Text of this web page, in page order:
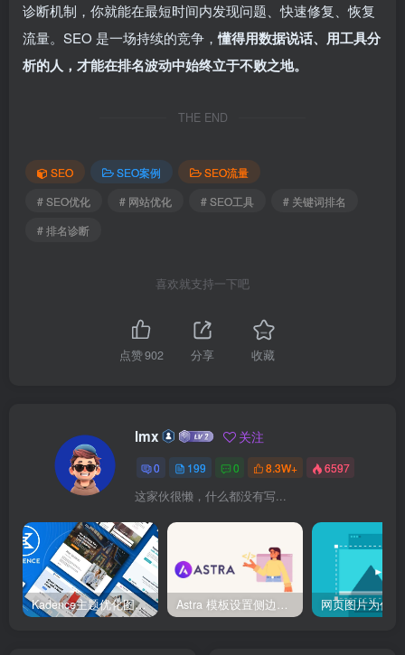
诊断机制，你就能在最短时间内发现问题、快速修复、恢复
流量。SEO 是一场持续的竞争，懂得用数据说话、用工具分
析的人，才能在排名波动中始终立于不败之地。
THE END
SEO SEO案例
SEO流量
# SEO优化
# 网站优化 # SEO工具
# 关键词排名
# 排名诊断
喜欢就支持一下吧
点赞902 分享 收藏
lmx 关注
0 199 0 8.3W+ 6597
这家伙很懒，什么都没有写...
Kadence主题优化图像加载速度完全指南：让你的站点快到超乎想象！